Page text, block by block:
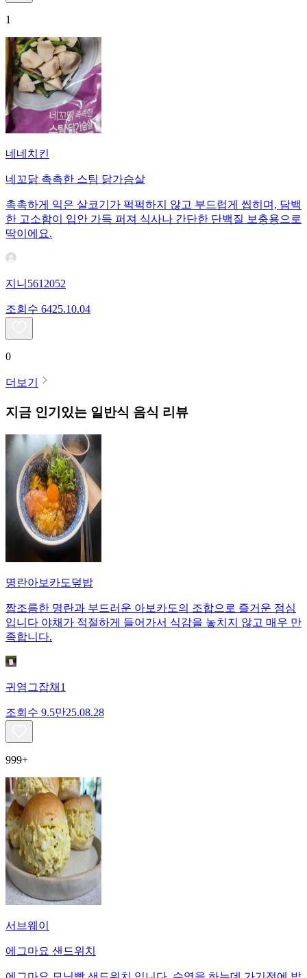
1
네네치킨
네꼬닭 촉촉한 스팀 닭가슴살
촉촉하게 익은 살코기가 퍽퍽하지 않고 부드럽게 씹히며, 담백
한 고소함이 입안 가득 퍼져 식사나 간단한 단백질 보충용으로
딱이에요.
지니5612052
조회수 6425.10.04
0
더보기
지금 인기있는 일반식 음식 리뷰
명란아보카도덮밥
짭조름한 명란과 부드러운 아보카도의 조합으로 즐거운 점심
입니다 야채가 적절하게 들어가서 식감을 놓치지 않고 매우 만
족합니다.
귀염그잡채1
조회수 9.5만25.08.28
999+
서브웨이
에그마요 샌드위치